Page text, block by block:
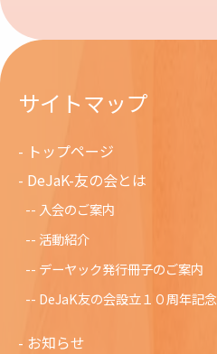
サイトマップ
トップページ
DeJaK-友の会とは
入会のご案内
活動紹介
デーヤック発行冊子のご案内
DeJaK友の会設立１０周年記念
お知らせ